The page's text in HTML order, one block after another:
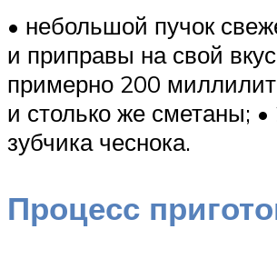
• небольшой пучок
и приправы на свой
примерно 200
и столько же сметаны; •
зубчика чеснока.
Процесс